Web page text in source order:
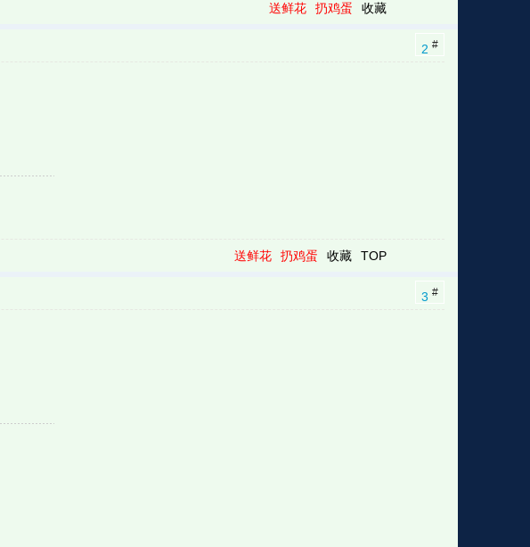
送鲜花 扔鸡蛋 收藏
2 #
送鲜花 扔鸡蛋 收藏 TOP
3 #